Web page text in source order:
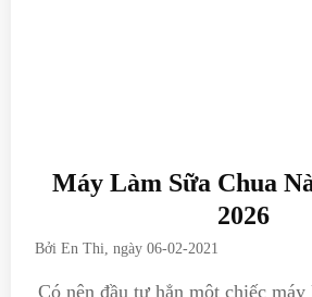
Máy Làm Sữa Chua
2026
BởiEn Thi , ngày06-02-2021
Có nên đầu tư hẳn một chiếc máy